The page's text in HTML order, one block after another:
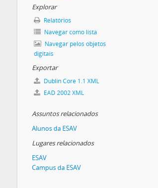
Explorar
Relatórios
Navegar como lista
Navegar pelos objetos
digitais
Exportar
Dublin Core 1.1 XML
EAD 2002 XML
Assuntos relacionados
Alunos da ESAV
Lugares relacionados
ESAV
Campus da ESAV